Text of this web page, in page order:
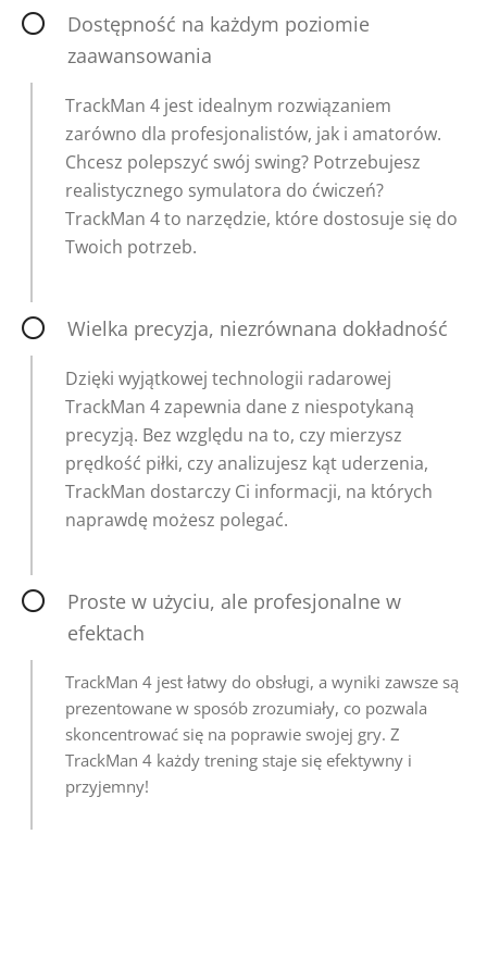
Dostępność na każdym poziomie
zaawansowania
TrackMan 4 jest idealnym rozwiązaniem
zarówno dla profesjonalistów, jak i amatorów.
Chcesz polepszyć swój swing? Potrzebujesz
realistycznego symulatora do ćwiczeń?
TrackMan 4 to narzędzie, które dostosuje się do
Twoich potrzeb.
Wielka precyzja, niezrównana dokładność
Dzięki wyjątkowej technologii radarowej
TrackMan 4 zapewnia dane z niespotykaną
precyzją. Bez względu na to, czy mierzysz
prędkość piłki, czy analizujesz kąt uderzenia,
TrackMan dostarczy Ci informacji, na których
naprawdę możesz polegać.
Proste w użyciu, ale profesjonalne w
efektach
TrackMan 4 jest łatwy do obsługi, a wyniki zawsze są
prezentowane w sposób zrozumiały, co pozwala
skoncentrować się na poprawie swojej gry. Z
TrackMan 4 każdy trening staje się efektywny i
przyjemny!